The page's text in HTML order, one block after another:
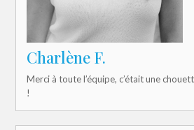
Charlène F.
Merci à toute l’équipe, c’était une
!